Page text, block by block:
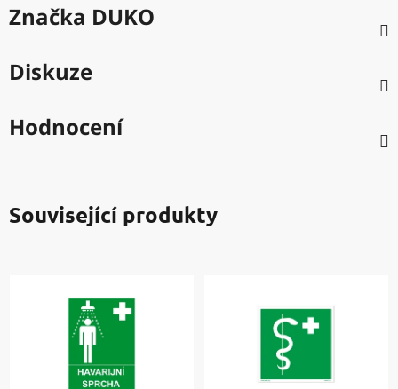
Značka DUKO
Diskuze
Hodnocení
Související produkty